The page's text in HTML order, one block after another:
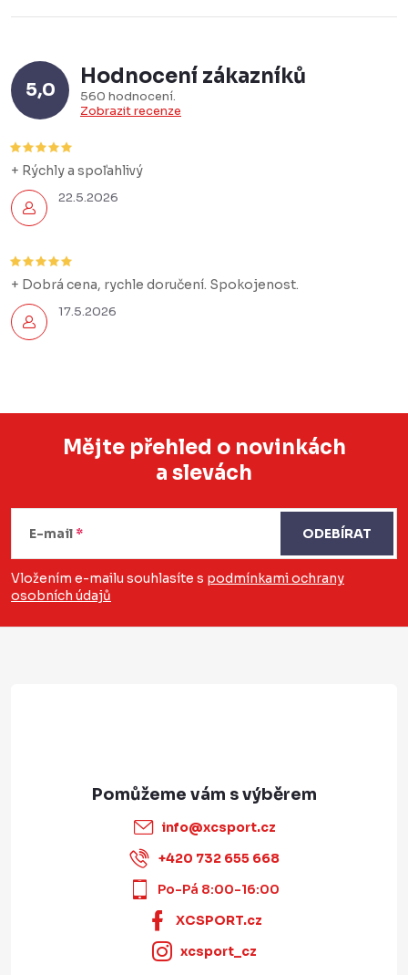
5,0
Hodnocení zákazníků
560 hodnocení
Zobrazit recenze
22.5.2026
+ Rýchly a spoľahlivý
17.5.2026
+ Dobrá cena, rychle doručení. Spokojenost.
á
a
Mějte přehled o novinkách
a slevách
E-mail
Vložením e-mailu souhlasíte s podmínkami ochrany
osobních údajů
ODEBÍRAT
info@xcsport.cz
+420 732 655 668
Po-Pá 8:00-16:00
XCSPORT.cz
xcsport_cz